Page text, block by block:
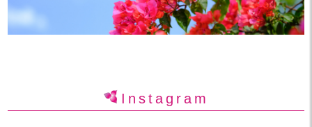
Instagram